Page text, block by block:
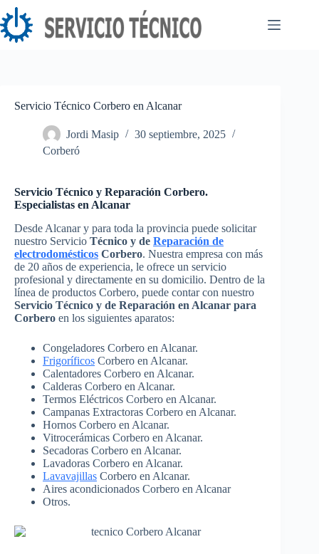
Saltar
al
contenido
Servicio Técnico Corbero en Alcanar
Jordi Masip
30 septiembre, 2025
Corberó
Servicio Técnico y Reparación Corbero.
Especialistas en Alcanar
Desde Alcanar y para toda la provincia puede solicitar
nuestro Servicio Técnico y de Reparación de
electrodomésticos Corbero. Nuestra empresa con más
de 20 años de experiencia, le ofrece un servicio
profesional y directamente en su domicilio. Dentro de la
línea de productos Corbero, puede contar con nuestro
Servicio Técnico y de Reparación en Alcanar para
Corbero en los siguientes aparatos:
Congeladores Corbero en Alcanar.
Frigoríficos Corbero en Alcanar.
Calentadores Corbero en Alcanar.
Calderas Corbero en Alcanar.
Termos Eléctricos Corbero en Alcanar.
Campanas Extractoras Corbero en Alcanar.
Hornos Corbero en Alcanar.
Vitrocerámicas Corbero en Alcanar.
Secadoras Corbero en Alcanar.
Lavadoras Corbero en Alcanar.
Lavavajillas Corbero en Alcanar.
Aires acondicionados Corbero en Alcanar
Otros.